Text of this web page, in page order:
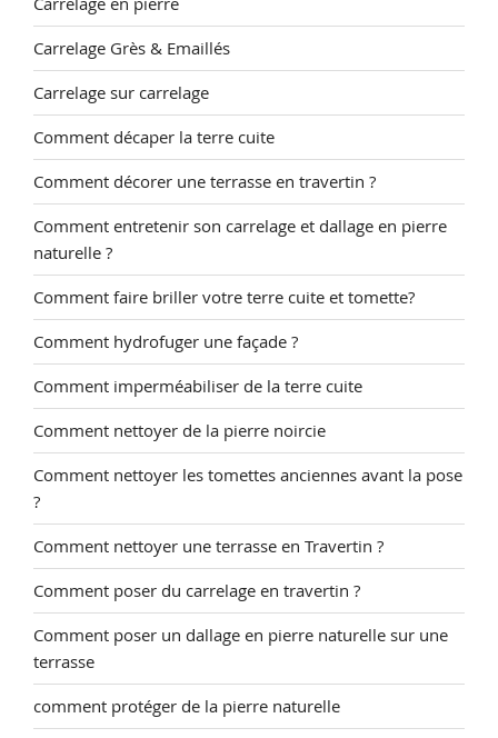
Carrelage Grès & Emaillés
Carrelage sur carrelage
Comment décaper la terre cuite
Comment décorer une terrasse en travertin ?
Comment entretenir son carrelage et dallage en pierre
naturelle ?
Comment faire briller votre terre cuite et tomette?
Comment hydrofuger une façade ?
Comment imperméabiliser de la terre cuite
Comment nettoyer de la pierre noircie
Comment nettoyer les tomettes anciennes avant la pose
?
Comment nettoyer une terrasse en Travertin ?
Comment poser du carrelage en travertin ?
Comment poser un dallage en pierre naturelle sur une
terrasse
comment protéger de la pierre naturelle